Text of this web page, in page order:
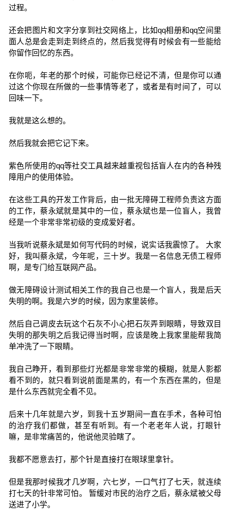
过程。
还会把图片和文字分享到社交网络上，比如qq相册和qq空间里
面人总是会走到走到终点的，然后我觉得有时候会有一些能给
你留作回忆的东西。
在你呃，年老的那个时候，可能你已经记不清，但是你可以通
过这个你现在所做的一些事情等老了，或者是有时间了，可以
回味一下。
我就是这么想的。
然后我就会把它记下来。
紫色所使用的qq等社交工具越来越重视包括盲人在内的各种残
障用户的使用体验。
在这些工具的开发工作背后，由一批无障碍工程师负责这方面
的工作，蔡永斌就是其中的一位，蔡永斌也是一位盲人，我曾
经是一个非常非常初级的变成爱好者。
当我听说蔡永斌是如何写代码的时候，说实话我震惊了。 大家
好，我叫蔡永斌，今年呢，三十岁。我是一名信息无债工程师
啊，是专门给互联网产品。
做无障碍设计测试相关工作的我自己也是一个盲人，我是后天
失明的啊。我是六岁的时候，因为家里装修。
然后自己调皮去玩这个石灰不小心把石灰弄到眼睛，导致双目
失明的那失明之后我记得当时啊，应该是晚上我家里能帮我简
单冲洗了一下眼睛。
我自己睁开，看到那些灯光都是非常非常的模糊，就是人影都
看不到的，就只看到说前面是黑的，有一个东西在黑的，但是
是什么东西就完全看不见。
后来十几年就是六岁，到我十五岁期间一直在手术，各种可怕
的治疗我们都做，甚至有听到。有一个老老年人说，打眼针
嘛，是非常痛苦的，他说他灵验瞎了。
我都不愿意去打，那个针是直接打在眼球里拿针。
但是我那时候我才几岁啊，六七岁，一口气打了七天，就连续
打七天的针非常可怕。 暂缓对市民的治疗之后，蔡永斌被父母
送进了小学。